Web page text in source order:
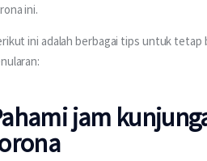
ini.
ini adalah berbagai tips untuk tetap
jam